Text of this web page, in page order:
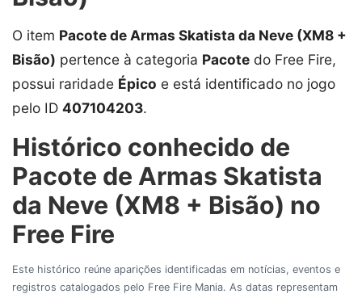
O item Pacote de Armas Skatista da Neve (XM8 +
Bisão) pertence à categoria Pacote do Free Fire,
possui raridade Épico e está identificado no jogo
pelo ID 407104203.
Histórico conhecido de
Pacote de Armas Skatista
da Neve (XM8 + Bisão) no
Free Fire
Este histórico reúne aparições identificadas em notícias, eventos e
registros catalogados pelo Free Fire Mania. As datas representam